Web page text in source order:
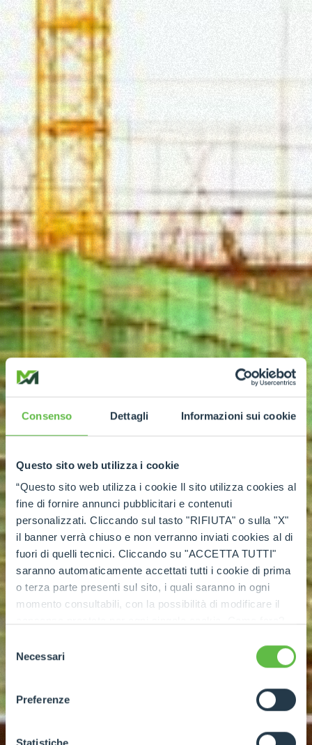
Consenso Dettagli Informazioni sui cookie
Questo sito web utilizza i cookie
“Questo sito web utilizza i cookie Il sito utilizza cookies al
fine di fornire annunci pubblicitari e contenuti
personalizzati. Cliccando sul tasto "RIFIUTA" o sulla "X"
il banner verrà chiuso e non verranno inviati cookies al di
fuori di quelli tecnici. Cliccando su "ACCETTA TUTTI"
saranno automaticamente accettati tutti i cookie di prima
o terza parte presenti sul sito, i quali saranno in ogni
momento consultabili, con la possibilità di modificare il
ogni pagina, selezionare "Modifichi il suo consenso" e
dell'informativa completa nel footer presente in ogni
pagina. Per esercitare i diritti riconosciuti all'interessato ai
GDPR abbiamo predisposto una
apposita procedura.
delNecessari
Preferenze
Statistiche